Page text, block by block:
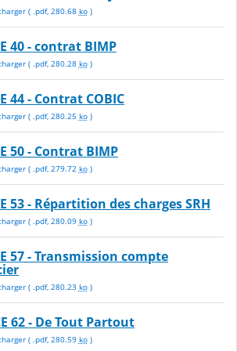
( .pdf, 280.68 ko)
40 - contrat BIMP
( .pdf, 280.28 ko)
44 - Contrat COBIC
( .pdf, 280.25 ko)
50 - Contrat BIMP
( .pdf, 279.72 ko)
53 - Répartition des charges SRH
( .pdf, 280.09 ko)
57 - Transmission compte
( .pdf, 280.23 ko)
62 - De Tout Partout
( .pdf, 280.59 ko)